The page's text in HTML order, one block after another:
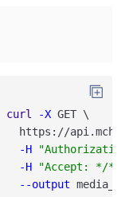
curl -X GET \
https : //api .mch
-H
"Authorization:
-H "Accept: */*"
--output